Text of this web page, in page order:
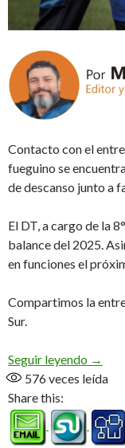
Contacto con el
fueguino se
de descanso junto a
El DT, a cargo de la
balance del 2025.
en funciones el
Compartimos la
Sur.
Seguir leyendo →
576veces leída
Share this: